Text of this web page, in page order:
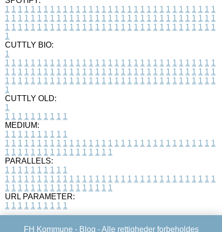
1 1 1 1 1 1 1 1 1 1 1 1 1 1 1 1 1 1 1 1 1 1 1 1 1 1 1 1 1 1 1 1 1
1 1 1 1 1 1 1 1 1 1 1 1 1 1 1 1 1 1 1 1 1 1 1 1 1 1 1 1 1 1 1 1 1
1 1 1 1 1 1 1 1 1 1 1 1 1 1 1 1 1 1 1 1 1 1 1 1 1 1 1 1 1 1 1 1 1
1
CUTTLY BIO:
1
1 1 1 1 1 1 1 1 1 1 1 1 1 1 1 1 1 1 1 1 1 1 1 1 1 1 1 1 1 1 1 1 1
1 1 1 1 1 1 1 1 1 1 1 1 1 1 1 1 1 1 1 1 1 1 1 1 1 1 1 1 1 1 1 1 1
1 1 1 1 1 1 1 1 1 1 1 1 1 1 1 1 1 1 1 1 1 1 1 1 1 1 1 1 1 1 1 1 1
1
CUTTLY OLD:
1
1 1 1 1 1 1 1 1 1 1
MEDIUM:
1 1 1 1 1 1 1 1 1 1
1 1 1 1 1 1 1 1 1 1 1 1 1 1 1 1 1 1 1 1 1 1 1 1 1 1 1 1 1 1 1 1 1
1 1 1 1 1 1 1 1 1 1 1 1 1 1 1 1 1
PARALLELS:
1 1 1 1 1 1 1 1 1 1
1 1 1 1 1 1 1 1 1 1 1 1 1 1 1 1 1 1 1 1 1 1 1 1 1 1 1 1 1 1 1 1 1
1 1 1 1 1 1 1 1 1 1 1 1 1 1 1 1 1
URL PARAMETER:
1 1 1 1 1 1 1 1 1 1
FH Kommune - Blog - Alle rettigheder forbeholdes